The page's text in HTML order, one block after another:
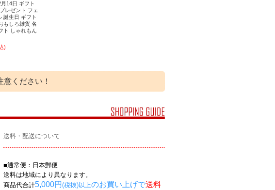
14日 ギフト
レゼント フェ
誕生日 ギフト
もしろ雑貨 名
ト しゃれもん
)
ください！
送料・配送について
■通常便：日本郵便
送料は地域により異なります。
商品代合計5,000円 (税抜)以上のお買い上げで送料